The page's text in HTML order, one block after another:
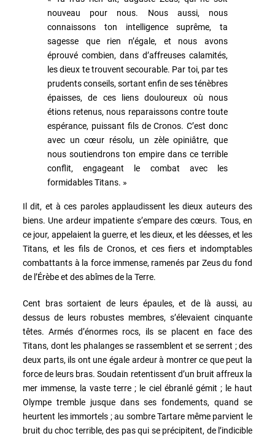
nouveau pour nous. Nous aussi, nous
connaissons ton intelligence suprême, ta
sagesse que rien n’égale, et nous avons
éprouvé combien, dans d’affreuses calamités,
les dieux te trouvent secourable. Par toi, par tes
prudents conseils, sortant enfin de ses ténèbres
épaisses, de ces liens douloureux où nous
étions retenus, nous reparaissons contre toute
espérance, puissant fils de Cronos. C’est donc
avec un cœur résolu, un zèle opiniâtre, que
nous soutiendrons ton empire dans ce terrible
conflit, engageant le combat avec les
formidables Titans. »
Il dit, et à ces paroles applaudissent les dieux auteurs des
biens. Une ardeur impatiente s’empare des cœurs. Tous, en
ce jour, appelaient la guerre, et les dieux, et les déesses, et les
Titans, et les fils de Cronos, et ces fiers et indomptables
combattants à la force immense, ramenés par Zeus du fond
de l’Érèbe et des abîmes de la Terre.
Cent bras sortaient de leurs épaules, et de là aussi, au
dessus de leurs robustes membres, s’élevaient cinquante
têtes. Armés d’énormes rocs, ils se placent en face des
Titans, dont les phalanges se rassemblent et se serrent ; des
deux parts, ils ont une égale ardeur à montrer ce que peut la
force de leurs bras. Soudain retentissent d’un bruit affreux la
mer immense, la vaste terre ; le ciel ébranlé gémit ; le haut
Olympe tremble jusque dans ses fondements, quand se
heurtent les immortels ; au sombre Tartare même parvient le
bruit du choc terrible, des pas qui se précipitent, de l’indicible